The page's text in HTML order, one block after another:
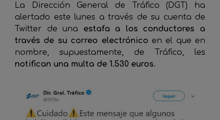
La Dirección General de Tráfico (DGT) ha
alertado este lunes a través de su cuenta de
Twitter de una estafa a los conductores a
través de su correo electrónico en el que en
nombre, supuestamente, de Tráfico, les
notifican una multa de 1.530 euros.